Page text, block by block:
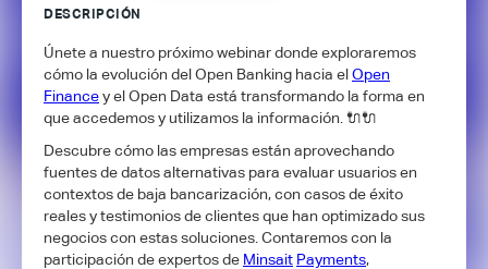
DESCRIPCIÓN
Únete a nuestro próximo webinar donde exploraremos
cómo la evolución del Open Banking hacia elOpen
Financey el Open Data está transformando la forma en
que accedemos y utilizamos la información. 🔌🔌
Descubre cómo las empresas están aprovechando
fuentes de datos alternativas para evaluar usuarios en
contextos de baja bancarización, con casos de éxito
reales y testimonios de clientes que han optimizado sus
negocios con estas soluciones. Contaremos con la
participación de expertos de Minsait Payments,